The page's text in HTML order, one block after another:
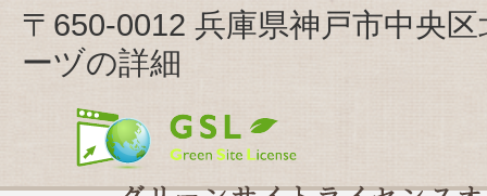
〒650-0012 兵庫県神戸市中央
ーヅの詳細